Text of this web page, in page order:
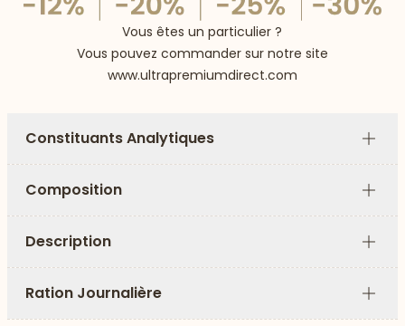
Vous êtes un particulier ?
Vous pouvez commander sur notre site
www.ultrapremiumdirect.com
Constituants Analytiques
Plus
Composition
Plus
Description
Plus
Ration Journalière
Plus